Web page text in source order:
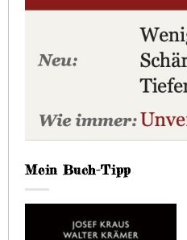
Mein Buch-Tipp